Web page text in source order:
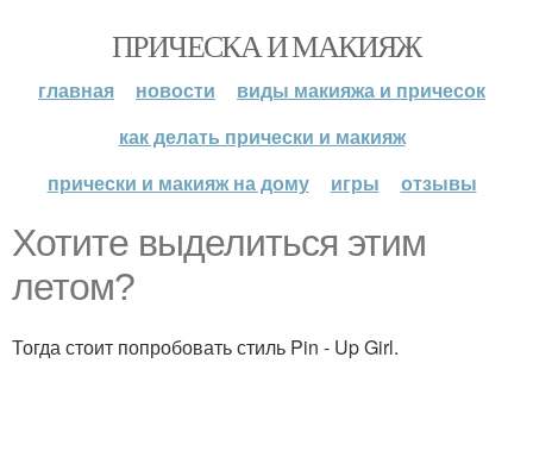
ПРИЧЕСКА И МАКИЯЖ
главная новости
виды макияжа и причесок
как делать прически и макияж
прически и макияж на дому
игры отзывы
Хотите выделиться этим
летом?
Тогда стоит попробовать стиль Pin - Up Girl.